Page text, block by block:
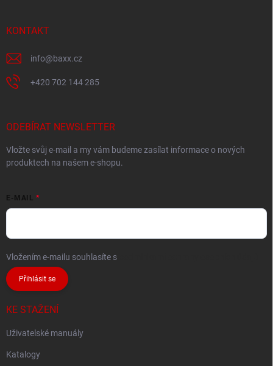
KONTAKT
info@baxx.cz
+420 702 144 285
ODEBÍRAT NEWSLETTER
Vložte svůj e-mail a my vám budeme zasílat informace o nových
produktech na našem e-shopu.
E-MAIL
Vložením e-mailu souhlasíte s
Přihlásit se
KE STAŽENÍ
Uživatelské manuály
Katalogy